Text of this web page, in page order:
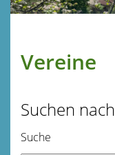
Vereine
Suchen nach
Suche